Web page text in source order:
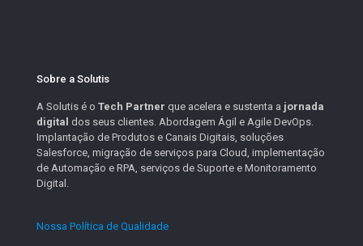
Sobre a Solutis
A Solutis é o Tech Partner que acelera e sustenta a jornada
digital dos seus clientes. Abordagem Ágil e Agile DevOps.
Implantação de Produtos e Canais Digitais, soluções
Salesforce, migração de serviços para Cloud, implementação
de Automação e RPA, serviços de Suporte e Monitoramento
Digital.
Nossa Política de Qualidade